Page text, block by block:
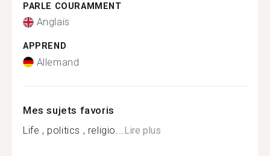
PARLE COURAMMENT
Anglais
APPREND
Allemand
Mes sujets favoris
Life , politics , religio... Lire plus